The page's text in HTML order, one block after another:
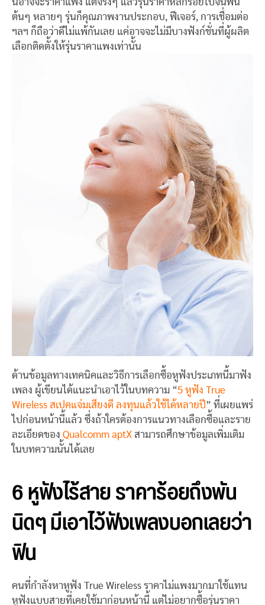
ต้นๆ หลายๆ รุ่นก็คุณภาพงานประกอบ, ฟีเจอร์, การเชื่อมต่อ
ฯลฯ ก็ถือว่าดีไม่แพ้กันเลย แค่อาจจะไม่มีบางฟังก์ชั่นที่ผู้ผลิต
เลือกติดตั้งให้รุ่นราคาแพงเท่านั้น
ด้านข้อมูลทางเทคนิคและวิธีการเลือกซื้อหูฟังประเภทนี้มาฟัง
เพลง ผู้เขียนได้แนะนำเอาไว้ในบทความ “5 หูฟัง True
Wireless สเปคแจ่มเสียงดี ลงทุนแล้วใช้ได้หลายปี” ที่เผยแพร่
ไปก่อนหน้านี้แล้ว ซึ่งถ้าใครต้องการแนวทางเลือกซื้อและราย
ละเอียดของ Qualcomm aptX สามารถศึกษาข้อมูลเพิ่มเติม
ในบทความนั้นได้เลย
6 หูฟังไร้สาย ราคาร้อยถึงพัน
นิดๆ มีเอาไว้ฟังเพลงบอกเลยว่า
ฟิน
คนที่กำลังหาหูฟัง True Wireless ราคาไม่แพงมากมาใช้แทน
หูฟังแบบสายที่เคยใช้มาก่อนหน้านี้ แต่ไม่อยากซื้อรุ่นราคา